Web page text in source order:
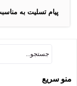
پیام تسلیت به
منو سریع